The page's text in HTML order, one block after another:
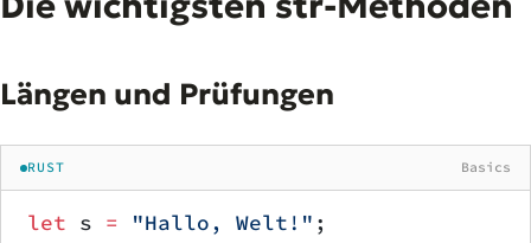
Längen und Prüfungen
RUST Basics
let s = "Hallo, Welt!" ;